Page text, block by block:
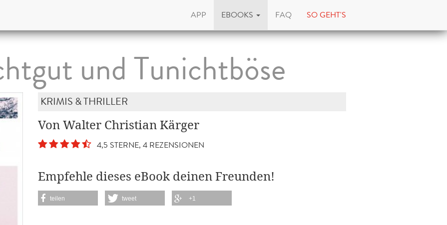
APP EBOOKS FAQ SO GEHT'S
und Tunichtböse
KRIMIS & THRILLER
Von Walter Christian Kärger
4,5 STERNE, 4 REZENSIONEN
Empfehle dieses eBook deinen Freunden!
teilen tweet +1